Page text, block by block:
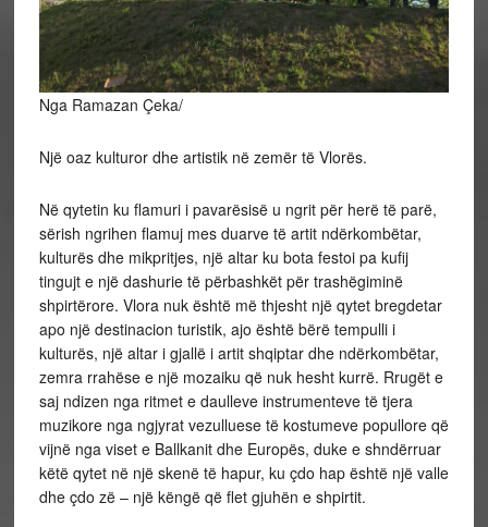
Nga Ramazan Çeka/
Një oaz kulturor dhe artistik në zemër të Vlorës.
Në qytetin ku flamuri i pavarësisë u ngrit për herë të parë,
sërish ngrihen flamuj mes duarve të artit ndërkombëtar,
kulturës dhe mikpritjes, një altar ku bota festoi pa kufij
tingujt e një dashurie të përbashkët për trashëgiminë
shpirtërore. Vlora nuk është më thjesht një qytet bregdetar
apo një destinacion turistik, ajo është bërë tempulli i
kulturës, një altar i gjallë i artit shqiptar dhe ndërkombëtar,
zemra rrahëse e një mozaiku që nuk hesht kurrë. Rrugët e
saj ndizen nga ritmet e daulleve instrumenteve të tjera
muzikore nga ngjyrat vezulluese të kostumeve popullore që
vijnë nga viset e Ballkanit dhe Europës, duke e shndërruar
këtë qytet në një skenë të hapur, ku çdo hap është një valle
dhe çdo zë – një këngë që flet gjuhën e shpirtit.